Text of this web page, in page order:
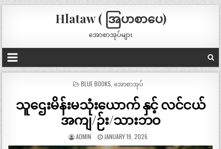
Hlataw ( အြပာစာပေ)
အောစာအုပ်များ
POSTED
BLUE BOOKS အောစာအုပ်
သူဌေးမိန်းမသုံးယောက် နှင့် လင်ငယ်
အကျ/ဉ်း/သားဘဝ
ADMIN JANUARY 19, 2026